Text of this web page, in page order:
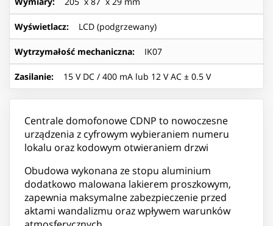
Wyświetlacz: LCD (podgrzewany)
Wytrzymałość mechaniczna: IK07
Zasilanie: 15 V DC / 400 mA lub 12 V AC ± 0.5 V
Centrale domofonowe CDNP to nowoczesne
urządzenia z cyfrowym wybieraniem numeru
lokalu oraz kodowym otwieraniem drzwi
Obudowa wykonana ze stopu aluminium
dodatkowo malowana lakierem proszkowym,
zapewnia maksymalne zabezpieczenie przed
aktami wandalizmu oraz wpływem warunków